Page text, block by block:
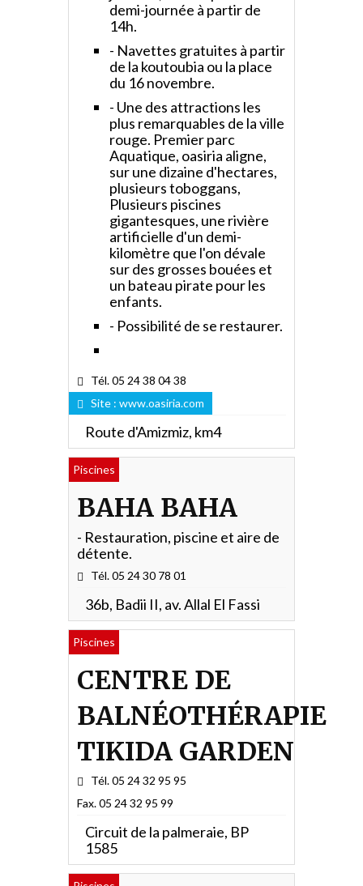
demi-journée à partir de
14h.
- Navettes gratuites à partir
de la koutoubia ou la place
du 16 novembre.
- Une des attractions les
plus remarquables de la ville
rouge. Premier parc
Aquatique, oasiria aligne,
sur une dizaine d'hectares,
plusieurs toboggans,
Plusieurs piscines
gigantesques, une rivière
artificielle d'un demi-
kilomètre que l'on dévale
sur des grosses bouées et
un bateau pirate pour les
enfants.
- Possibilité de se restaurer.
Tél. 05 24 38 04 38
Site : www.oasiria.com
Route d'Amizmiz, km4
Piscines
BAHA BAHA
- Restauration, piscine et aire de
détente.
Tél. 05 24 30 78 01
36b, Badii II, av. Allal El Fassi
Piscines
CENTRE DE
BALNÉOTHÉRAPIE
TIKIDA GARDEN
Tél. 05 24 32 95 95
Fax. 05 24 32 95 99
Circuit de la palmeraie, BP
1585